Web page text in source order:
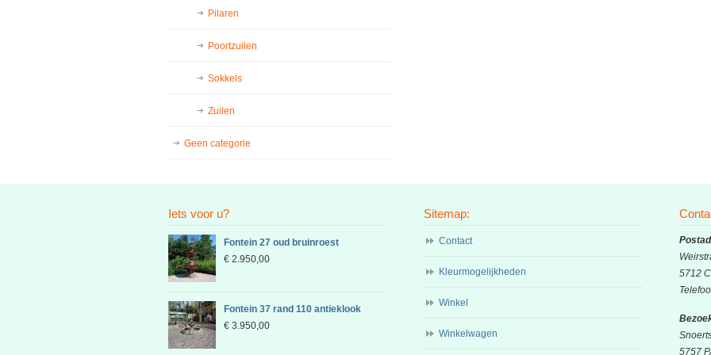
Pilaren
Poortzuilen
Sokkels
Zuilen
Geen categorie
Iets voor u?
Fontein 27 oud bruinroest
€ 2.950,00
Fontein 37 rand 110 antieklook
€ 3.950,00
Sitemap:
Contact
Kleurmogelijkheden
Winkel
Winkelwagen
5712
5757